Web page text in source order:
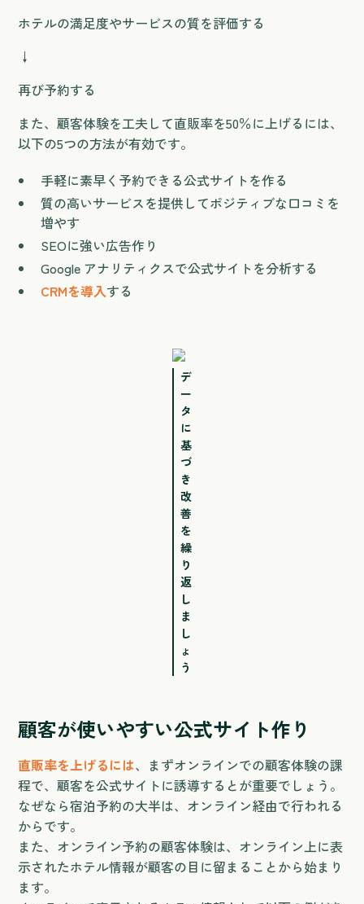
ホテルの満足度やサービスの質を評価する
↓
再び予約する
また、顧客体験を工夫して直販率を50％に上げるには、
以下の5つの方法が有効です。
手軽に素早く予約できる公式サイトを作る
質の高いサービスを提供してポジティブな口コミを
増やす
SEOに強い広告作り
Google アナリティクスで公式サイトを分析する
CRMを導入する
デ
ー
タ
に
基
づ
き
改
善
を
繰
り
返
し
ま
し
ょ
う
顧客が使いやすい公式サイト作り
直販率を上げるには、まずオンラインでの顧客体験の課
程で、顧客を公式サイトに誘導するとが重要でしょう。
なぜなら宿泊予約の大半は、オンライン経由で行われる
からです。
また、オンライン予約の顧客体験は、オンライン上に表
示されたホテル情報が顧客の目に留まることから始まり
ます。